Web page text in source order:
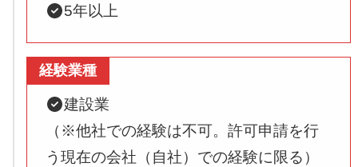
5年以上
経験業種
建設業
（※他社での経験は不可。許可申請を行
う現在の会社（自社）での経験に限る）